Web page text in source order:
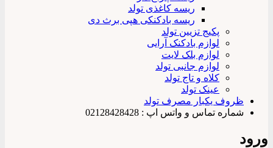
ریسه کاغذی تولد
ریسه بادکنکی هپی برث دی
پکیج تزیین تولد
لوازم بادکنک آرایی
لوازم بلک لایت
لوازم جانبی تولد
کلاه و تاج تولد
عینک تولد
ظروف یکبار مصرف تولد
شماره تماس و واتس اپ : 02128428428
ورود